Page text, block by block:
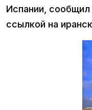
Испании,
ссылкой на